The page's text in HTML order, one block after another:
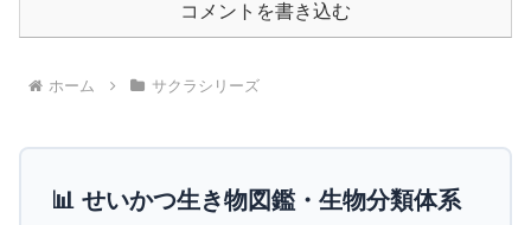
コメントを書き込む
ホーム サクラシリーズ
📊 せいかつ生き物図鑑・生物分類体系